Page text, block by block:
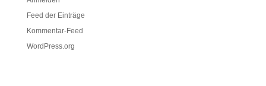
Feed der Einträge
Kommentar-Feed
WordPress.org